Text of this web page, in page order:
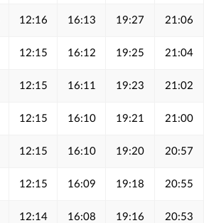
12:16 16:13 19:27 21:06
12:15 16:12 19:25 21:04
12:15 16:11 19:23 21:02
12:15 16:10 19:21 21:00
12:15 16:10 19:20 20:57
12:15 16:09 19:18 20:55
12:14 16:08 19:16 20:53